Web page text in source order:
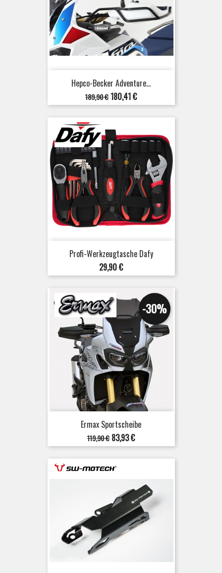
Hepco-Becker Adventure...
Verkaufspreis
189,90 €Preis
180,41 €
Profi-Werkzeugtasche Dafy
Preis
29,90 €
Ermax Sportscheibe
Verkaufspreis
119,90 €
-30%
Preis
83,93 €